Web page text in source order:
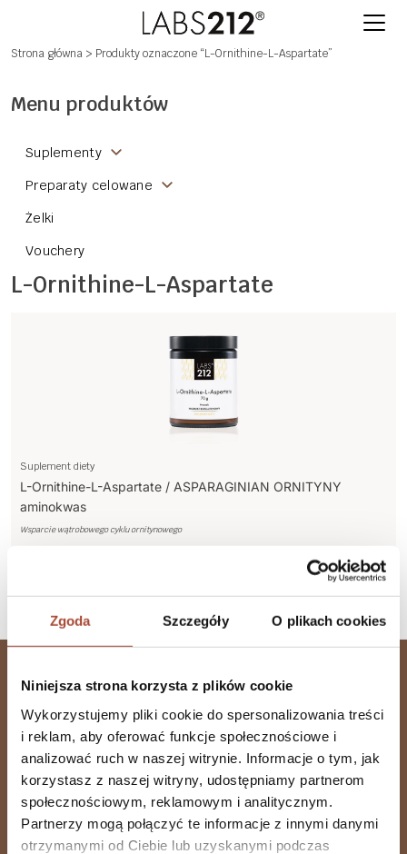
Zgoda Szczegóły O plikach cookies
Niniejsza strona korzysta z plików cookie
Wykorzystujemy pliki cookie do spersonalizowania treści
i reklam, aby oferować funkcje społecznościowe i
analizować ruch w naszej witrynie. Informacje o tym, jak
korzystasz z naszej witryny, udostępniamy partnerom
społecznościowym, reklamowym i analitycznym.
Partnerzy mogą połączyć te informacje z innymi danymi
otrzymanymi od Ciebie lub uzyskanymi podczas
Strona główna > Produkty oznaczone “L-Ornithine-L-Aspartate”
Menu produktów
Suplementy
Preparaty celowane
Żelki
Vouchery
L-Ornithine-L-Aspartate
Suplement diety
L-Ornithine-L-Aspartate / ASPARAGINIAN ORNITYNY
aminokwas
Wsparcie wątrobowego cyklu ornitynowego
Więcej
Do koszyka
Zapisz się do Newslettera